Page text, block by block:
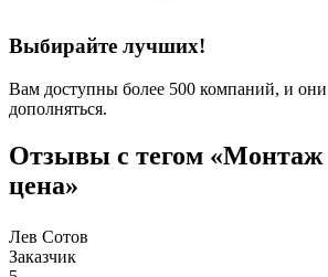
Выбирайте лучших!
Вам доступны более 500 компаний, и
дополняться.
Отзывы с тегом «Монтаж
цена»
Лев Сотов
Заказчик